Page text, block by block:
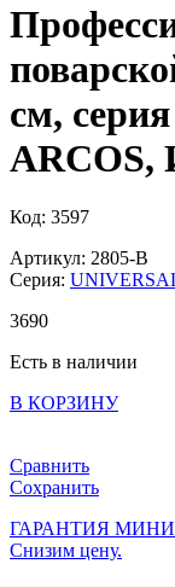
см,
ARCOS,
Код: 3597
Артикул: 2805-B
Серия:
3690
Есть в наличии
В КОРЗИНУ
Сравнить
Сохранить
ГАРАНТИЯ
Снизим цену.